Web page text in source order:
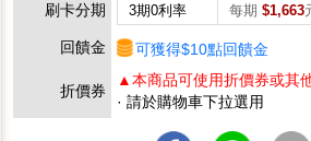
刷卡分期
3期0利率 每期 $1,663
回饋金 可獲得$10點回饋金
折價券
▲本商品可使用折價券或其
· 請於購物車下拉選用